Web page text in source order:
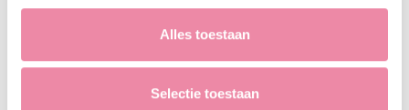
Alles toestaan
Selectie toestaan